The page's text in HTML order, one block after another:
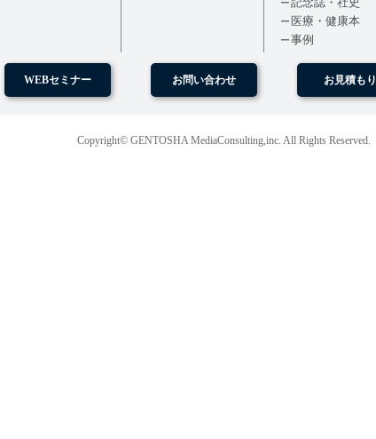
医療・健康本
事例
WEBセミナー お問い合わせ お見積もり
Copyright© GENTOSHA MediaConsulting,inc. All Rights Reserved.